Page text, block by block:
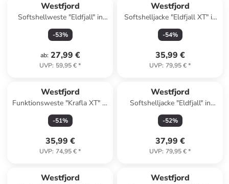
Westfjord
Softshellweste "Eldfjall" in
Petrol
-53%
ab: 27,99 €
UVP: 59,95 €*
Westfjord
Softshelljacke "Eldfjall XT" in
Hellblau
-54%
35,99 €
UVP: 79,95 €*
Westfjord
Funktionsweste "Krafla XT" in
Mint
-51%
35,99 €
UVP: 74,95 €*
Westfjord
Softshelljacke "Eldfjall" in
Petrol
-52%
37,99 €
UVP: 79,95 €*
Westfjord Westfjord